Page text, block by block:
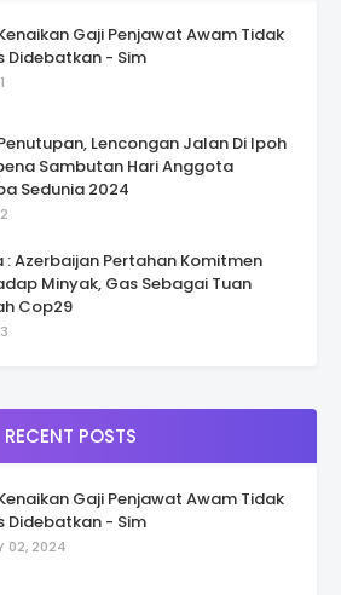
Gaji Penjawat Awam Tidak
Didebatkan - Sim
Lencongan Jalan Di Ipoh
Sambutan Hari Anggota
Sedunia 2024
: Azerbaijan Pertahan Komitmen
Minyak, Gas Sebagai Tuan
Cop29
RECENT POSTS
Gaji Penjawat Awam Tidak
Didebatkan - Sim
02, 2024